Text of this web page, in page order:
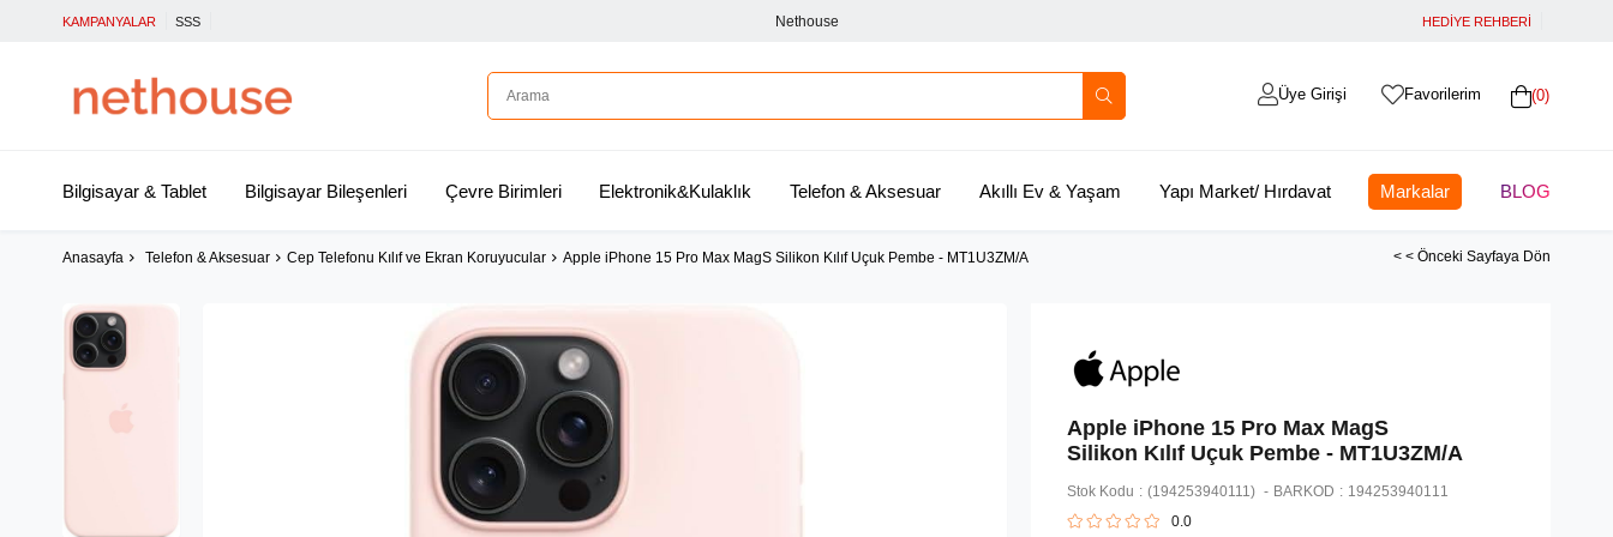
KAMPANYALAR SSS Nethouse HEDİYE REHBERİ
0
Favorilerim
Üye Girişi
Bilgisayar & Tablet Bilgisayar Bileşenleri Çevre Birimleri Elektronik&Kulaklık Telefon & Aksesuar Akıllı Ev & Yaşam Yapı Market/ Hırdavat Markalar BLOG
Anasayfa Telefon & Aksesuar Cep Telefonu Kılıf ve Ekran Koruyucular Apple iPhone 15 Pro Max MagS Silikon Kılıf Uçuk Pembe - MT1U3ZM/A < < Önceki Sayfaya Dön
Apple iPhone 15 Pro Max MagS
Silikon Kılıf Uçuk Pembe - MT1U3ZM/A
Stok Kodu (194253940111) BARKOD : 194253940111
0.0